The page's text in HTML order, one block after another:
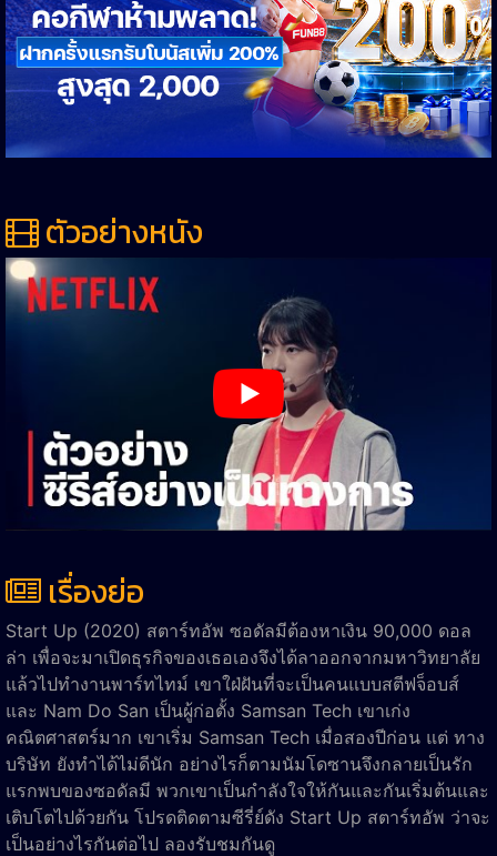
ตัวอย่างหนัง
เรื่องย่อ
Start Up (2020) สตาร์ทอัพ ซอดัลมีต้องหาเงิน 90,000 ดอล
ล่า เพื่อจะมาเปิดธุรกิจของเธอเองจึงได้ลาออกจากมหาวิทยาลัย
แล้วไปทำงานพาร์ทไทม์ เขาใฝ่ฝันที่จะเป็นคนแบบสตีฟจ็อบส์
และ Nam Do San เป็นผู้ก่อตั้ง Samsan Tech เขาเก่ง
คณิตศาสตร์มาก เขาเริ่ม Samsan Tech เมื่อสองปีก่อน แต่ ทาง
บริษัท ยังทำได้ไม่ดีนัก อย่างไรก็ตามนัมโดซานจึงกลายเป็นรัก
แรกพบของซอดัลมี พวกเขาเป็นกำลังใจให้กันและกันเริ่มต้นและ
เติบโตไปด้วยกัน โปรดติดตามซีรี่ย์ดัง Start Up สตาร์ทอัพ ว่าจะ
เป็นอย่างไรกันต่อไป ลองรับชมกันดู